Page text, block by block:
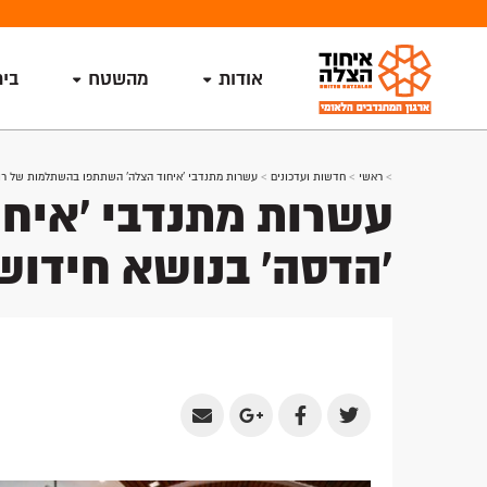
אודות מהשטח
> ראשי > חדשות ועדכונים > עשרות מתנדבי 'איחוד הצלה' השתתפו בהשתלמות של
עשרות מתנדבי
'הדסה' בנושא
Share
Share
Share
Share